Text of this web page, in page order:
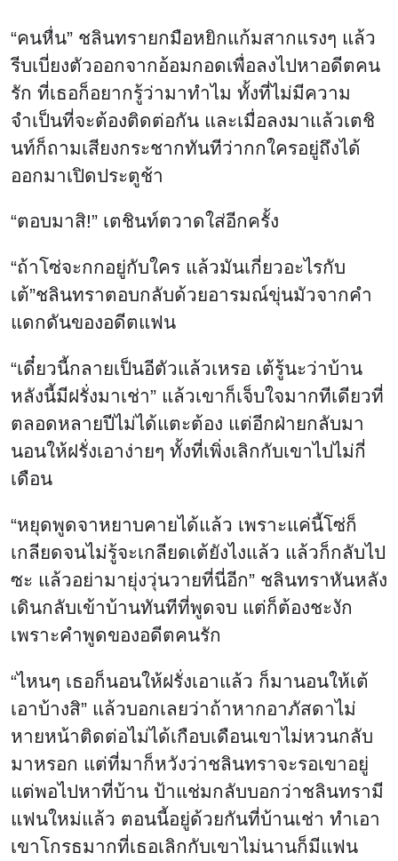
“คนหื่น” ชลินทรายกมือหยิกแก้มสากแรงๆ แล้ว
รีบเบี่ยงตัวออกจากอ้อมกอดเพื่อลงไปหาอดีตคน
รัก ที่เธอก็อยากรู้ว่ามาทำไม ทั้งที่ไม่มีความ
จำเป็นที่จะต้องติดต่อกัน และเมื่อลงมาแล้วเตชิ
นท์ก็ถามเสียงกระชากทันทีว่ากกใครอยู่ถึงได้
ออกมาเปิดประตูช้า
“ตอบมาสิ!” เตชินท์ตวาดใส่อีกครั้ง
“ถ้าโซ่จะกกอยู่กับใคร แล้วมันเกี่ยวอะไรกับ
เต้”ชลินทราตอบกลับด้วยอารมณ์ขุ่นมัวจากคำ
แดกดันของอดีตแฟน
“เดี๋ยวนี้กลายเป็นอีตัวแล้วเหรอ เต้รู้นะว่าบ้าน
หลังนี้มีฝรั่งมาเช่า” แล้วเขาก็เจ็บใจมากทีเดียวที่
ตลอดหลายปีไม่ได้แตะต้อง แต่อีกฝ่ายกลับมา
นอนให้ฝรั่งเอาง่ายๆ ทั้งที่เพิ่งเลิกกับเขาไปไม่กี่
เดือน
“หยุดพูดจาหยาบคายได้แล้ว เพราะแค่นี้โซ่ก็
เกลียดจนไม่รู้จะเกลียดเต้ยังไงแล้ว แล้วก็กลับไป
ซะ แล้วอย่ามายุ่งวุ่นวายที่นี่อีก” ชลินทราหันหลัง
เดินกลับเข้าบ้านทันทีที่พูดจบ แต่ก็ต้องชะงัก
เพราะคำพูดของอดีตคนรัก
“ไหนๆ เธอก็นอนให้ฝรั่งเอาแล้ว ก็มานอนให้เต้
เอาบ้างสิ” แล้วบอกเลยว่าถ้าหากอาภัสดาไม่
หายหน้าติดต่อไม่ได้เกือบเดือนเขาไม่หวนกลับ
มาหรอก แต่ที่มาก็หวังว่าชลินทราจะรอเขาอยู่
แต่พอไปหาที่บ้าน ป้าแช่มกลับบอกว่าชลินทรามี
แฟนใหม่แล้ว ตอนนี้อยู่ด้วยกันที่บ้านเช่า ทำเอา
เขาโกรธมากที่เธอเลิกกับเขาไม่นานก็มีแฟน